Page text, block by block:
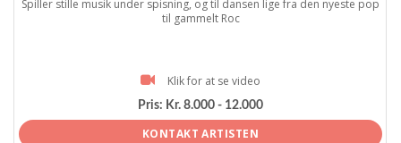
Spiller stille musik under spisning, og til dansen lige fra den nyeste pop
til gammelt Roc
Klik for at se video
Pris: Kr. 8.000 - 12.000
KONTAKT ARTISTEN